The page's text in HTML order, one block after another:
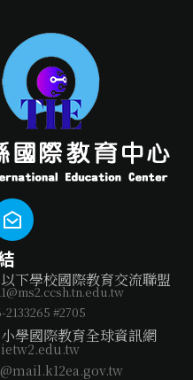
下學校國際教育交流聯盟
2133265 #2705
學國際教育全球資訊網